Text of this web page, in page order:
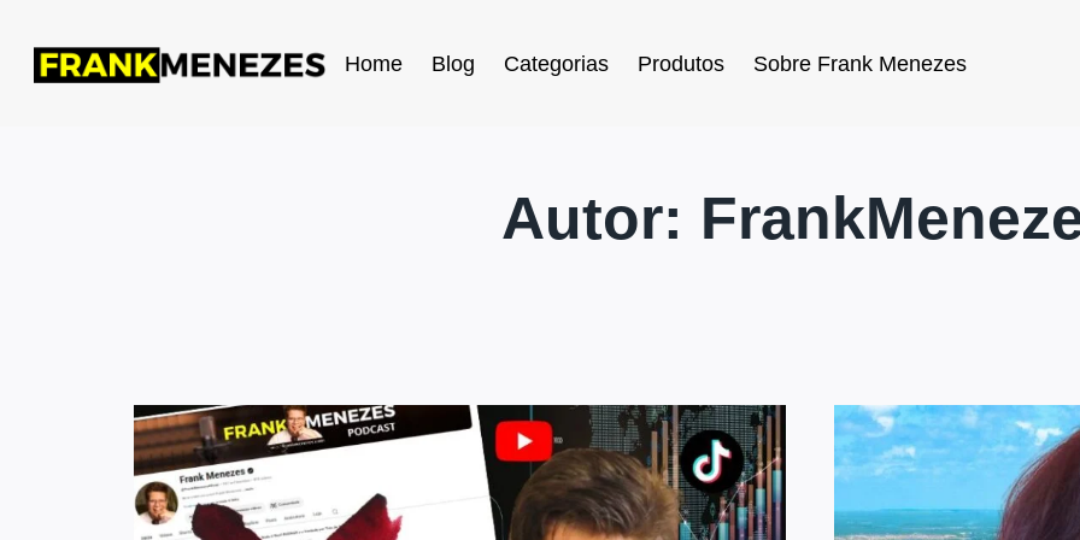
Home Blog Categorias Produtos Sobre Frank Menezes
Autor: